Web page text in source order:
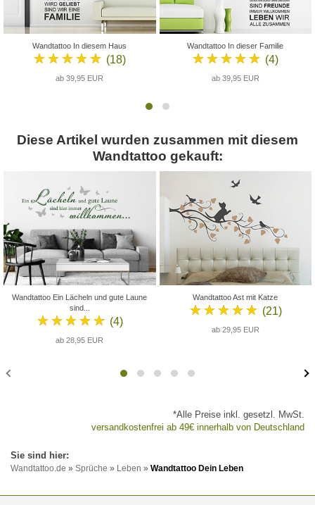
Wandtattoo In diesem Haus
★★★★★ (18)
ab 39,95 EUR
Wandtattoo In dieser Familie
★★★★★ (4)
ab 39,95 EUR
Diese Artikel wurden zusammen mit diesem
Wandtattoo gekauft:
Wandtattoo Ein Lächeln und gute Laune
sind...
★★★★★ (4)
ab 28,95 EUR
Wandtattoo Ast mit Katze
★★★★★ (21)
ab 29,95 EUR
*Alle Preise inkl. gesetzl. MwSt.
versandkostenfrei ab 49€ innerhalb von Deutschland
Wandtattoo.de » Sprüche » Leben » Wandtattoo Dein Leben